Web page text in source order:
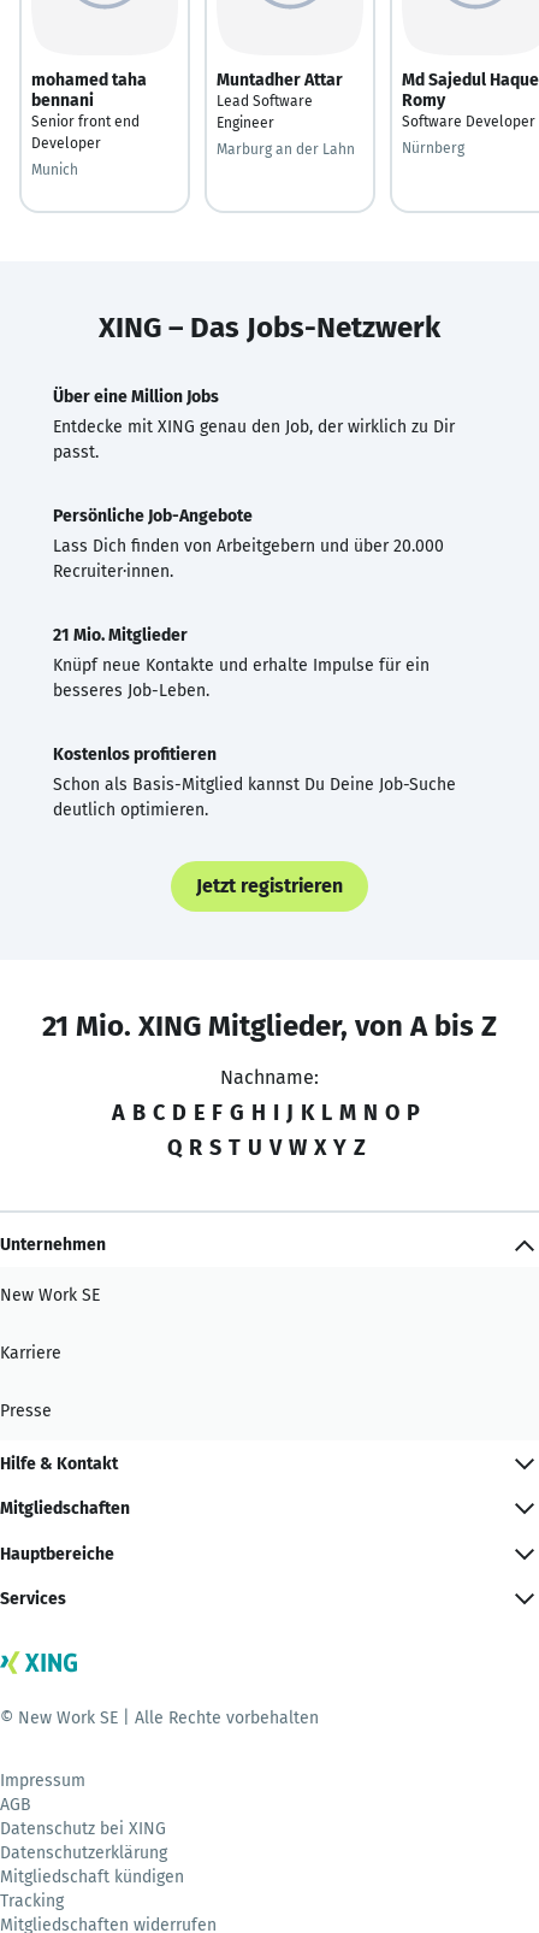
mohamed taha
bennani
Senior front end
Developer
Munich
Muntadher Attar
Lead Software
Engineer
Marburg an der Lahn
Md Sajedul Haque
Romy
Software Developer
Nürnberg
XING – Das Jobs-Netzwerk
Über eine Million Jobs
Entdecke mit XING genau den Job, der wirklich zu Dir
passt.
Persönliche Job-Angebote
Lass Dich finden von Arbeitgebern und über 20.000
Recruiter·innen.
21 Mio. Mitglieder
Knüpf neue Kontakte und erhalte Impulse für ein
besseres Job-Leben.
Kostenlos profitieren
Schon als Basis-Mitglied kannst Du Deine Job-Suche
deutlich optimieren.
Jetzt registrieren
21 Mio. XING Mitglieder, von A bis Z
Nachname:
A B C D E F G H I J K L M N O P
Q R S T U V W X Y Z
Unternehmen
New Work SE
Karriere
Presse
Hilfe & Kontakt
Mitgliedschaften
Hauptbereiche
Services
© New Work SE | Alle Rechte vorbehalten
Impressum
AGB
Datenschutz bei XING
Datenschutzerklärung
Mitgliedschaft kündigen
Tracking
Mitgliedschaften widerrufen